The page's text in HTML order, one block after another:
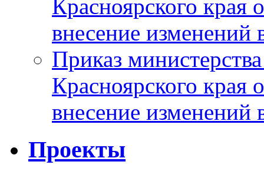
Красноярского
внесение изменений
Приказ
Красноярского
внесение изменений
Проекты